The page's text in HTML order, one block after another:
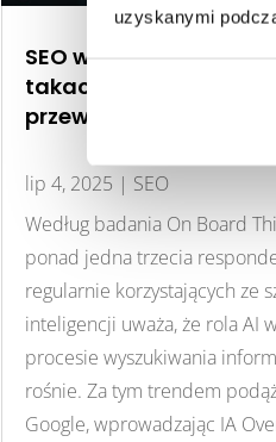
uzyskanymi
SEO w czasach AIO –
takaoto budujemy
przewagę już dziś
lip 4, 2025 | SEO
Według badania On Board
ponad jedna trzecia
regularnie korzystających ze
inteligencji uważa, że rola AI
procesie wyszukiwania
rośnie. Za tym trendem
Google, wprowadzając IA